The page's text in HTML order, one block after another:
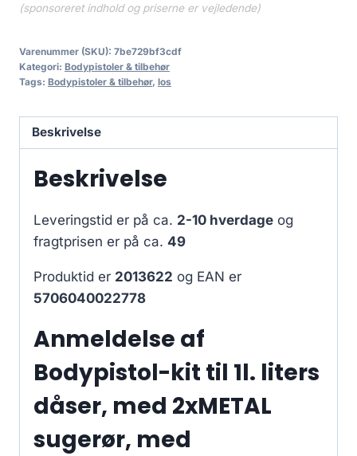
(sponsoreret indhold og priserne er vejledende)
Varenummer (SKU): 7be729bf3cdf
Kategori: Bodypistoler & tilbehør
Tags: Bodypistoler & tilbehør, los
Beskrivelse
Beskrivelse
Leveringstid er på ca. 2-10 hverdage og
fragtprisen er på ca. 49
Produktid er 2013622 og EAN er
5706040022778
Anmeldelse af
Bodypistol-kit til 1l. liters
dåser, med 2xMETAL
sugerør, med